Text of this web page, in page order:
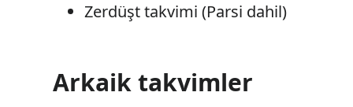
Zerdüşt takvimi (Parsi dahil)
Arkaik takvimler